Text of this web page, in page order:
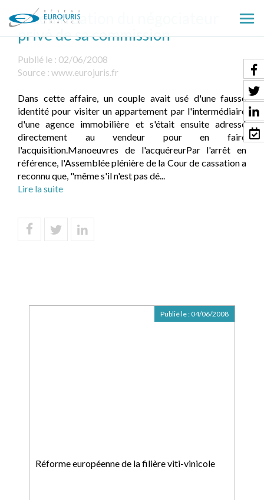
le
Indemnisation du négociateur
privé de sa commission
Publié le : 02/06/2008
Source : www.eurojuris.fr
Dans cette affaire, un couple avait usé d'une fausse
identité pour visiter un appartement par l'intermédiaire
d'une agence immobilière et s'était ensuite adressé
directement au vendeur pour en faire
l'acquisition.Manoeuvres de l'acquéreurPar l'arrêt en
référence, l'Assemblée plénière de la Cour de cassation a
reconnu que, "même s'il n'est pas dé...
Lire la suite
Réforme européenne de la filière viti-vinicole
Publié le : 04/06/2008